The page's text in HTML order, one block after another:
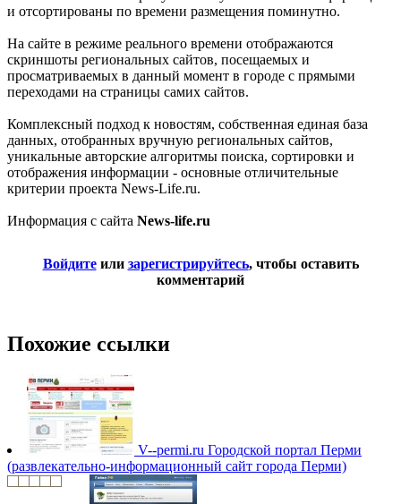
и отсортированы по времени размещения поминутно.
На сайте в режиме реального времени отображаются
скриншоты региональных сайтов, посещаемых и
просматриваемых в данный момент в городе с прямыми
переходами на страницы самих сайтов.
Комплексный подход к новостям, собственная единая база
данных, отобранных вручную региональных сайтов,
уникальные авторские алгоритмы поиска, сортировки и
отображения информации - основные отличительные
критерии проекта News-Life.ru.
Информация с сайта News-life.ru
Войдитеили зарегистрируйтесь, чтобы оставить
комментарий
Похожие ссылки
V--permi.ru Городской портал Перми
(развлекательно-информационный сайт города Перми)